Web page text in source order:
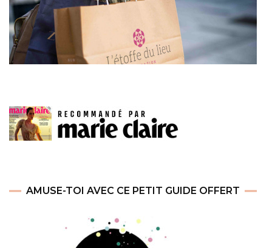
AMUSE-TOI AVEC CE PETIT GUIDE OFFERT